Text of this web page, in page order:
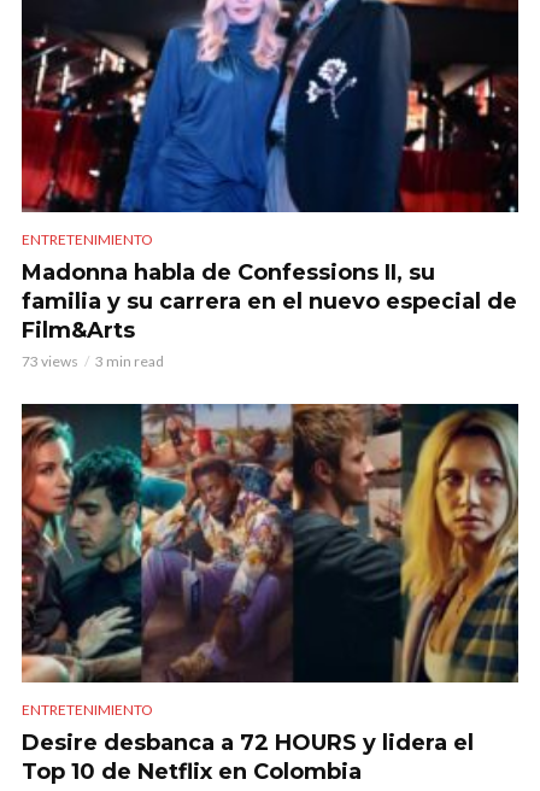
ENTRETENIMIENTO
Madonna habla de Confessions II, su
familia y su carrera en el nuevo especial de
Film&Arts
73 views 3 min read
ENTRETENIMIENTO
Desire desbanca a 72 HOURS y lidera el
Top 10 de Netflix en Colombia